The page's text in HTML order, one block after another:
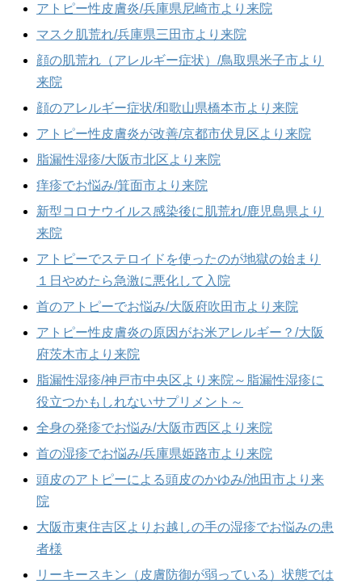
アトピー性皮膚炎/兵庫県尼崎市より来院
マスク肌荒れ/兵庫県三田市より来院
顔の肌荒れ（アレルギー症状）/鳥取県米子市より
来院
顔のアレルギー症状/和歌山県橋本市より来院
アトピー性皮膚炎が改善/京都市伏見区より来院
脂漏性湿疹/大阪市北区より来院
痒疹でお悩み/箕面市より来院
新型コロナウイルス感染後に肌荒れ/鹿児島県より
来院
アトピーでステロイドを使ったのが地獄の始まり
１日やめたら急激に悪化して入院
首のアトピーでお悩み/大阪府吹田市より来院
アトピー性皮膚炎の原因がお米アレルギー？/大阪
府茨木市より来院
脂漏性湿疹/神戸市中央区より来院～脂漏性湿疹に
役立つかもしれないサプリメント～
全身の発疹でお悩み/大阪市西区より来院
首の湿疹でお悩み/兵庫県姫路市より来院
頭皮のアトピーによる頭皮のかゆみ/池田市より来
院
大阪市東住吉区よりお越しの手の湿疹でお悩みの患
者様
リーキースキン（皮膚防御が弱っている）状態では